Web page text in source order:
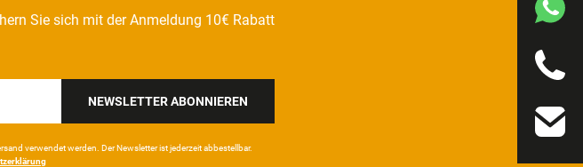
Sie sich mit der Anmeldung 10€ Rabatt
NEWSLETTER ABONNIEREN
ver­wen­det werden. Der News­letter ist jeder­zeit ab­bestel­lbar.